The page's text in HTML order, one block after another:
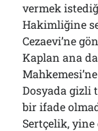
vermek
Hakimliğine
Cezaevi’ne
Kaplan ana
Dosyada gizli
bir ifade
Sertçelik, yine